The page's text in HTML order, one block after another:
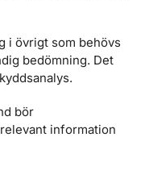
i övrigt som behövs
bedömning. Det
bör
information